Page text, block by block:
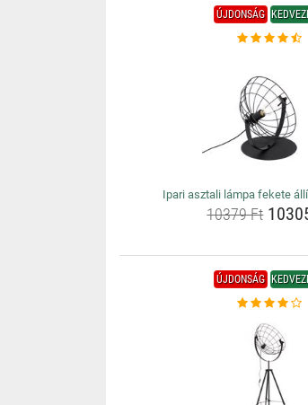
ÚJDONSÁG
Ipari asztali lámpa fekete
10379 Ft
ÚJDONSÁG